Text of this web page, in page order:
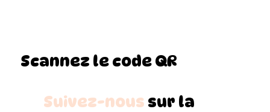
Scannez le code QR
Suivez-nous sur la